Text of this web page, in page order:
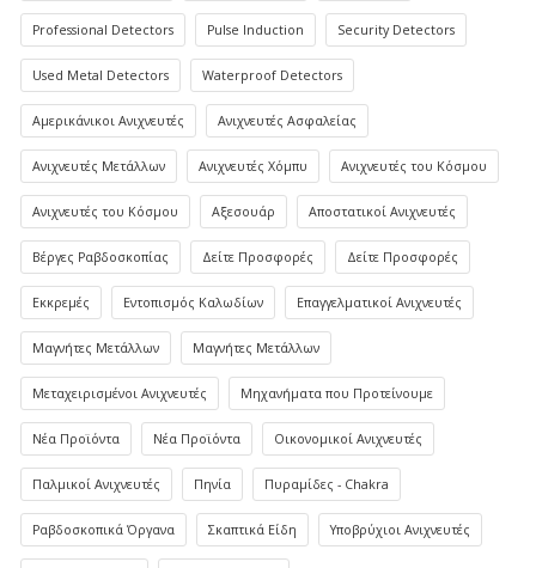
Professional Detectors Pulse Induction Security Detectors
Used Metal Detectors Waterproof Detectors
Αμερικάνικοι Ανιχνευτές Ανιχνευτές Ασφαλείας
Ανιχνευτές Μετάλλων Ανιχνευτές Χόμπυ Ανιχνευτές του Κόσμου
Ανιχνευτές του Κόσμου Αξεσουάρ Αποστατικοί Ανιχνευτές
Βέργες Ραβδοσκοπίας Δείτε Προσφορές Δείτε Προσφορές
Εκκρεμές Εντοπισμός Καλωδίων Επαγγελματικοί Ανιχνευτές
Μαγνήτες Μετάλλων Μαγνήτες Μετάλλων
Μεταχειρισμένοι Ανιχνευτές Μηχανήματα που Προτείνουμε
Νέα Προϊόντα Νέα Προϊόντα Οικονομικοί Ανιχνευτές
Παλμικοί Ανιχνευτές Πηνία Πυραμίδες - Chakra
Ραβδοσκοπικά Όργανα Σκαπτικά Είδη Υποβρύχιοι Ανιχνευτές